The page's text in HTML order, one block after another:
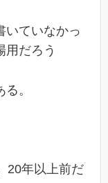
いていなかっ
用だろう
。
20年以上前だ